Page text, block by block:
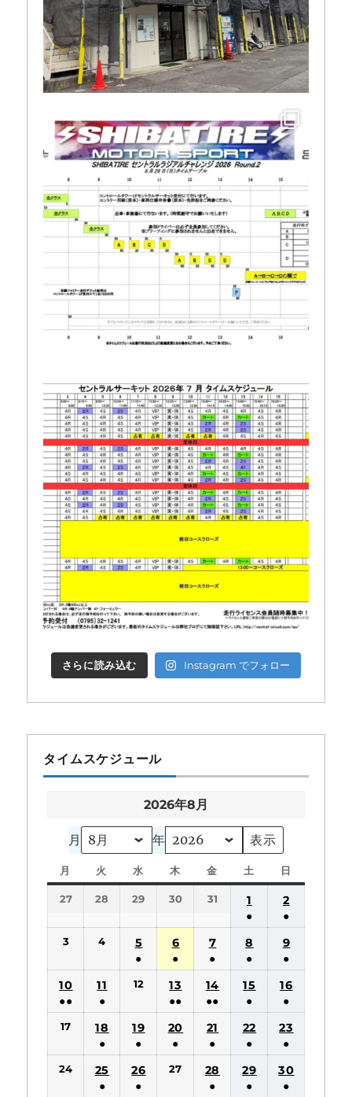
さらに読み込む Instagram でフォロー
タイムスケジュール
2026年8月
月 年
月
曜
日
火
曜
日
水
曜
日
木
曜
日
金
曜
土
曜
日
曜
27 28 29 30 31
1
●
(1
件
の
イ
ベ
ン
ト)
2
●
(1
件
の
イ
ベ
ン
ト)
3 4
5
●
(1
の
イ
ベ
ン
ト)
6
●
(1
件
の
イ
ベ
ン
7
●
(1
件
の
イ
ベ
ン
ト)
8
●
(1
件
の
イ
ベ
ン
ト)
9
●
(1
件
の
イ
ベ
ン
ト)
10
●●
(2
の
イ
11
●
(1
件
の
イ
ベ
12
13
●●
(2
件
の
イ
14
●●
(2
件
の
イ
ベ
15
●
(1
件
の
イ
ベ
16
●
(1
件
の
イ
ベ
17
18
●
(1
件
19
●
(1
件
20
●
(1
21
●
(1
件
22
●
(1
件
23
●
(1
件
24
25
●
26
●
27
28
●
29
●
30
●